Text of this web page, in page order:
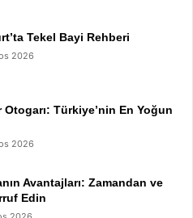
Tekel Bayi Rehberi
2026
Türkiye’nin En Yoğun
2026
Avantajları: Zamandan ve
Edin